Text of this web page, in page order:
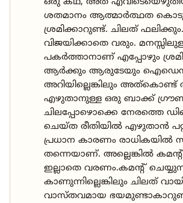
ശതമാനം ആത്മാർത്ഥത
ശ്രമിക്കാറുണ്ട്. ചിലത്
വിജയിക്കാതെ വരും.
പകർത്താനാണ് എപ്പോഴും
ആർക്കും ആരുടേയും
അറിയില്ലെങ്കിലും അത്കൊണ്ട്
എഴുതാനുള്ള ഒരു ബാക്ക് ഗ്രൗണ്ട്
ചിലപ്പോഴൊക്കെ നേരത്തെ
ചെയ്ത രീതിയിൽ എഴുതാൻ
പ്രധാന കാരണം രാധികയിൽ
തന്നെയാണ്. അല്ലെങ്കിൽ
ഇല്ലാതെ വരണം.കമന്റ്
കാണുന്നില്ലെങ്കിലും ചിലത്
വാസ്തവമായ